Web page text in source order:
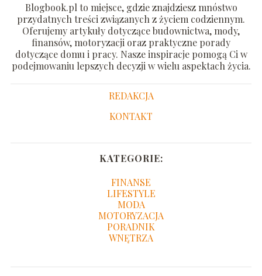
Blogbook.pl to miejsce, gdzie znajdziesz mnóstwo
przydatnych treści związanych z życiem codziennym.
Oferujemy artykuły dotyczące budownictwa, mody,
finansów, motoryzacji oraz praktyczne porady
dotyczące domu i pracy. Nasze inspiracje pomogą Ci w
podejmowaniu lepszych decyzji w wielu aspektach życia.
REDAKCJA
KONTAKT
KATEGORIE:
FINANSE
LIFESTYLE
MODA
MOTORYZACJA
PORADNIK
WNĘTRZA